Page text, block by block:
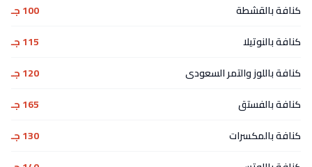
كنافة بالقشطة
100 جـ
كنافة بالنوتيلا
115 جـ
كنافة باللوز والتمر السعودى
120 جـ
كنافة بالفستق
165 جـ
كنافة بالمكسرات
130 جـ